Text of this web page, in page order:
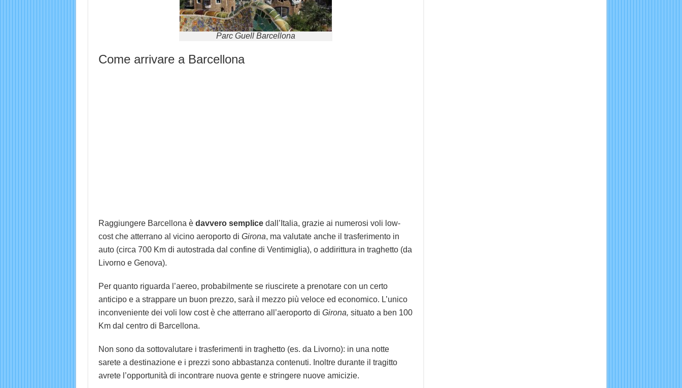
Parc Guell Barcellona
Come arrivare a Barcellona
Raggiungere Barcellona è davvero semplicedall’Italia, grazie ai numerosi voli low-
cost che atterrano al vicino aeroporto di Girona, ma valutate anche il trasferimento in
auto (circa 700 Km di autostrada dal confine di Ventimiglia), o addirittura in traghetto (da
Livorno e Genova).
Per quanto riguarda l’aereo, probabilmente se riuscirete a prenotare con un certo
anticipo e a strappare un buon prezzo, sarà il mezzo più veloce ed economico. L’unico
inconveniente dei voli low cost è che atterrano all’aeroporto di Girona, situato a ben 100
Km dal centro di Barcellona.
Non sono da sottovalutare i trasferimenti in traghetto (es. da Livorno): in una notte
sarete a destinazione e i prezzi sono abbastanza contenuti. Inoltre durante il tragitto
avrete l’opportunità di incontrare nuova gente e stringere nuove amicizie.